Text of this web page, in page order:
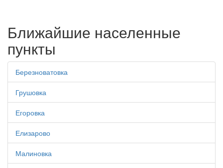
Ближайшие населенные
пункты
Березноватовка
Грушовка
Егоровка
Елизарово
Малиновка